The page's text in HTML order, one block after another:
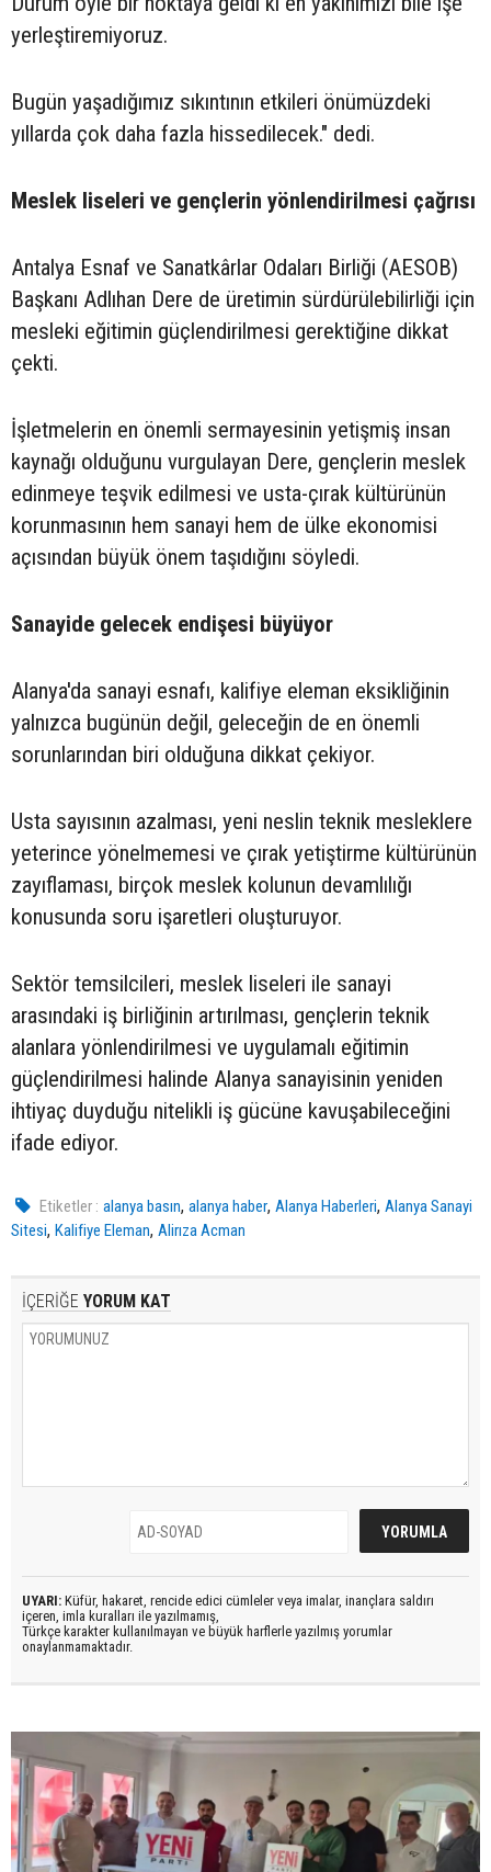
yerleştiremiyoruz.
Bugün yaşadığımız sıkıntının etkileri önümüzdeki
yıllarda çok daha fazla hissedilecek." dedi.
Meslek liseleri ve gençlerin yönlendirilmesi çağrısı
Antalya Esnaf ve Sanatkârlar Odaları Birliği (AESOB)
Başkanı Adlıhan Dere de üretimin sürdürülebilirliği için
mesleki eğitimin güçlendirilmesi gerektiğine dikkat
çekti.
İşletmelerin en önemli sermayesinin yetişmiş insan
kaynağı olduğunu vurgulayan Dere, gençlerin meslek
edinmeye teşvik edilmesi ve usta-çırak kültürünün
korunmasının hem sanayi hem de ülke ekonomisi
açısından büyük önem taşıdığını söyledi.
Sanayide gelecek endişesi büyüyor
Alanya'da sanayi esnafı, kalifiye eleman eksikliğinin
yalnızca bugünün değil, geleceğin de en önemli
sorunlarından biri olduğuna dikkat çekiyor.
Usta sayısının azalması, yeni neslin teknik mesleklere
yeterince yönelmemesi ve çırak yetiştirme kültürünün
zayıflaması, birçok meslek kolunun devamlılığı
konusunda soru işaretleri oluşturuyor.
Sektör temsilcileri, meslek liseleri ile sanayi
arasındaki iş birliğinin artırılması, gençlerin teknik
alanlara yönlendirilmesi ve uygulamalı eğitimin
güçlendirilmesi halinde Alanya sanayisinin yeniden
ihtiyaç duyduğu nitelikli iş gücüne kavuşabileceğini
ifade ediyor.
Etiketler : alanya basın,alanya haber,Alanya Haberleri,Alanya Sanayi
Sitesi, Kalifiye Eleman, Alirıza Acman
İÇERİĞE YORUM KAT
UYARI: Küfür, hakaret, rencide edici cümleler veya imalar, inançlara saldırı
içeren, imla kuralları ile yazılmamış,
Türkçe karakter kullanılmayan ve büyük harflerle yazılmış yorumlar
onaylanmamaktadır.